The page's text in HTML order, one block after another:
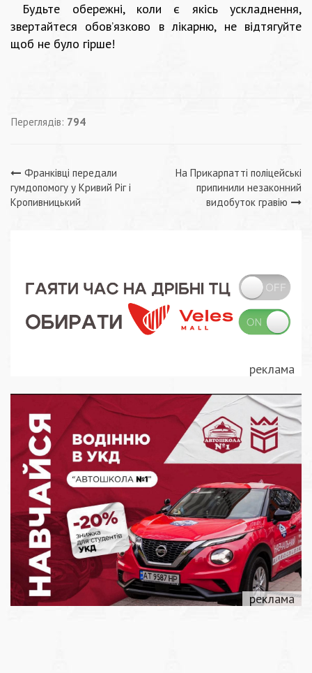
Будьте обережні, коли є якісь ускладнення,
звертайтеся обов’язково в лікарню, не відтягуйте
щоб не було гірше!
Переглядів: 794
Навігація
записів
Франківці передали
гумдопомогу у Кривий Ріг і
Кропивницький
На Прикарпатті поліцейські
припинили незаконний
видобуток гравію